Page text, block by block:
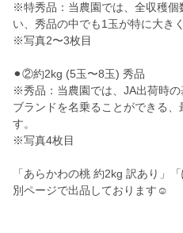
※特秀品：当農園では、全収穫個
い、秀品の中でも1玉が特に大き
※写真2〜3枚目
⚫︎②約2kg (5玉〜8玉) 秀品
※秀品：当農園では、JA出荷時の
ブランドを名乗ることができる
す。
※写真4枚目
「あらかわの桃 約2kg 訳あり」
別ページで出品しております☺︎